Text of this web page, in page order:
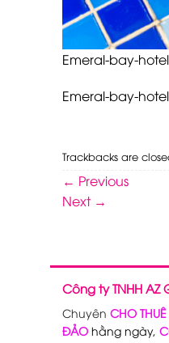
Emeral-bay-hotel
Emeral-bay-hotel
Trackbacks are
← Previous
Next →
Công ty TNHH AZ
Chuyên CHO
ĐẢO hằng ngày,